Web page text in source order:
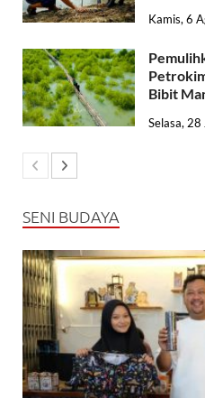
Kamis, 6
Bibit
Selasa,
SENI BUDAYA